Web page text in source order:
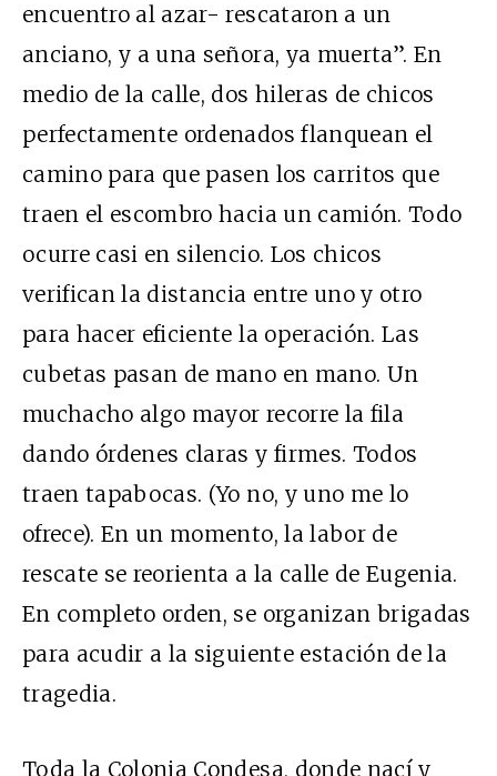
encuentro al azar- rescataron a un
anciano, y a una señora, ya muerta”. En
medio de la calle, dos hileras de chicos
perfectamente ordenados flanquean el
camino para que pasen los carritos que
traen el escombro hacia un camión. Todo
ocurre casi en silencio. Los chicos
verifican la distancia entre uno y otro
para hacer eficiente la operación. Las
cubetas pasan de mano en mano. Un
muchacho algo mayor recorre la fila
dando órdenes claras y firmes. Todos
traen tapabocas. (Yo no, y uno me lo
ofrece). En un momento, la labor de
rescate se reorienta a la calle de Eugenia.
En completo orden, se organizan brigadas
para acudir a la siguiente estación de la
tragedia.
Toda la Colonia Condesa, donde nací y